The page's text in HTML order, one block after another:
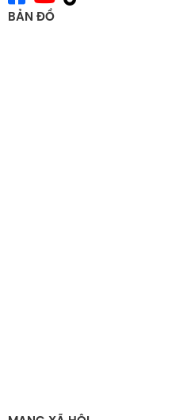
BẢN ĐỒ